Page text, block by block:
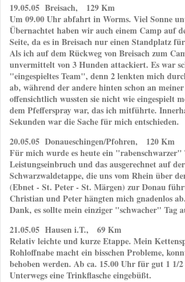
19.05.05 Breisach, 129 Km
Um 09.00 Uhr abfahrt in Worms. Viel Sonne
Übernachtet haben wir auch einem Camp auf
Seite, da es in Breisach nur einen Standplatz
Als ich auf dem Rückweg von Breisach zum
unvermittelt von 3 Hunden attackiert. Es war
"eingespieltes Team", denn 2 lenkten mich
ab, während der andere hinten schon an
offensichtlich wussten sie nicht wie eingespielt
dem Pfefferspray war, das ich mitführte.
Sekunden war die Sache für mich entschieden.
20.05.05 Donaueschingen/Pfohren, 120 Km
Für mich wurde es heute ein
Leistungseinbruch und das ausgerechnet auf der
Schwarzwaldetappe, die uns vom Rhein über
(Ebnet - St. Peter - St. Märgen) zur Donau
Christian und Peter hängten mich gnadenlos
Dank, es sollte mein einziger "schwacher" Tag
21.05.05 Hausen i.T., 69 Km
Relativ leichte und kurze Etappe. Mein
Rohloffnabe macht ein bisschen Probleme,
behoben werden. Ab ca. 15.00 Uhr für gut 1 1/2
Unterwegs eine Trinkflasche eingebüßt.